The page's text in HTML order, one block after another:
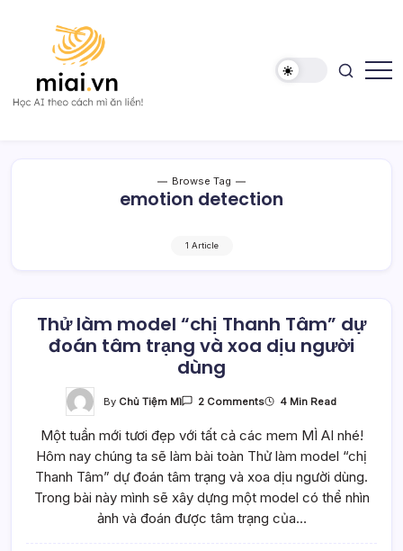
Browse Tag
emotion detection
1 Article
Thử làm model “chị Thanh Tâm” dự
đoán tâm trạng và xoa dịu người
dùng
By Chủ Tiệm Mì 2 CommentsOn
Model
Thanh
Tâm”
Dự
Đoán
Tâm
Trạng
Và
4 Min Read
Một tuần mới tươi đẹp với tất cả các mem MÌ AI nhé!
Hôm nay chúng ta sẽ làm bài toàn Thử làm model “chị
Thanh Tâm” dự đoán tâm trạng và xoa dịu người dùng.
Trong bài này mình sẽ xây dựng một model có thể nhìn
ảnh và đoán được tâm trạng của…